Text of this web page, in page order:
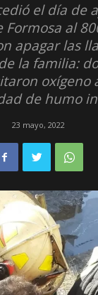
el día de
Formosa al
apagar las
la familia:
oxígeno
de humo
23 mayo, 2022